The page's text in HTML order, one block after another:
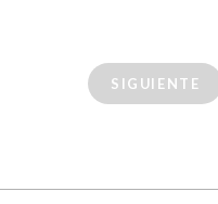
SIGUIENTE